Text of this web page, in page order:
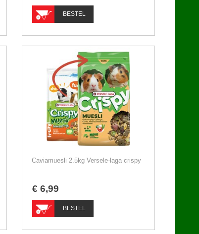
BESTEL
Caviamuesli 2.5kg Versele-laga crispy
€ 6,99
BESTEL